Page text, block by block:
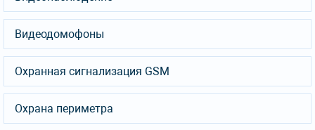
Видеодомофоны
Охранная сигнализация GSM
Охрана периметра